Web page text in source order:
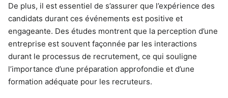
De plus, il est essentiel de s’assurer que l’expérience des
candidats durant ces événements est positive et
engageante. Des études montrent que la perception d’une
entreprise est souvent façonnée par les interactions
durant le processus de recrutement, ce qui souligne
l’importance d’une préparation approfondie et d’une
formation adéquate pour les recruteurs.